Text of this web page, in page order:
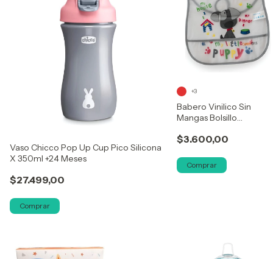
Vaso Chicco Pop Up Cup Pico Silicona
X 350ml +24 Meses
$27.499,00
Comprar
Babero Vinilico Sin
Mangas Bolsillo
$3.600,00
+3
Comprar